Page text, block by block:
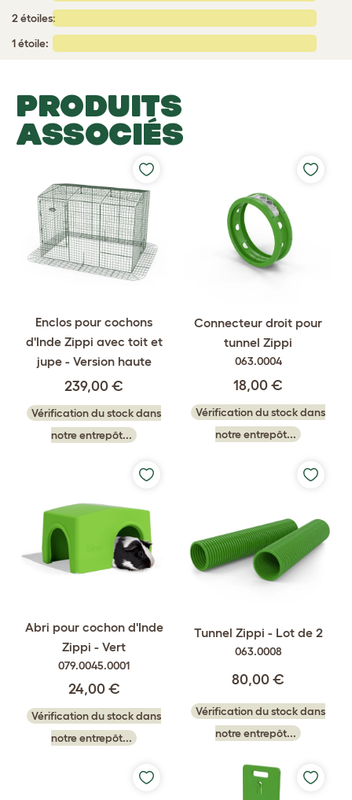
2 étoiles:
1 étoile:
PRODUITS
ASSOCIÉS
Enclos pour cochons
d'Inde Zippi avec toit et
jupe - Version haute
239,00 €
Vérification du stock dans
notre entrepôt...
Connecteur droit pour
tunnel Zippi
063.0004
18,00 €
Vérification du stock dans
notre entrepôt...
Abri pour cochon d'Inde
Zippi - Vert
079.0045.0001
24,00 €
Vérification du stock dans
notre entrepôt...
Tunnel Zippi - Lot de 2
063.0008
80,00 €
Vérification du stock dans
notre entrepôt...